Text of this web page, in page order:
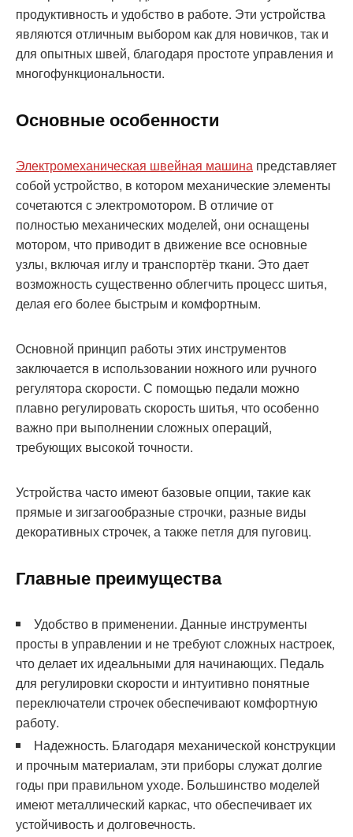
продуктивность и удобство в работе. Эти устройства
являются отличным выбором как для новичков, так и
для опытных швей, благодаря простоте управления и
многофункциональности.
Основные особенности
Электромеханическая швейная машина представляет
собой устройство, в котором механические элементы
сочетаются с электромотором. В отличие от
полностью механических моделей, они оснащены
мотором, что приводит в движение все основные
узлы, включая иглу и транспортёр ткани. Это дает
возможность существенно облегчить процесс шитья,
делая его более быстрым и комфортным.
Основной принцип работы этих инструментов
заключается в использовании ножного или ручного
регулятора скорости. С помощью педали можно
плавно регулировать скорость шитья, что особенно
важно при выполнении сложных операций,
требующих высокой точности.
Устройства часто имеют базовые опции, такие как
прямые и зигзагообразные строчки, разные виды
декоративных строчек, а также петля для пуговиц.
Главные преимущества
Удобство в применении. Данные инструменты
просты в управлении и не требуют сложных настроек,
что делает их идеальными для начинающих. Педаль
для регулировки скорости и интуитивно понятные
переключатели строчек обеспечивают комфортную
работу.
Надежность. Благодаря механической конструкции
и прочным материалам, эти приборы служат долгие
годы при правильном уходе. Большинство моделей
имеют металлический каркас, что обеспечивает их
устойчивость и долговечность.